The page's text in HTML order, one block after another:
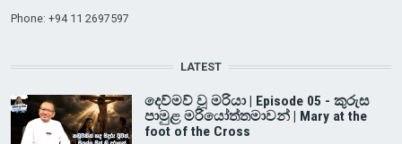
Phone: +94 11 2697597
LATEST
දෙව්මව් වූ මරියා | Episode 05 - කුරුස
පාමුළ මරියෝත්තමාවන් | Mary at the
foot of the Cross